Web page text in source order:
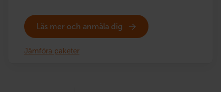
Läs mer och anmäla dig
Jämföra paketer